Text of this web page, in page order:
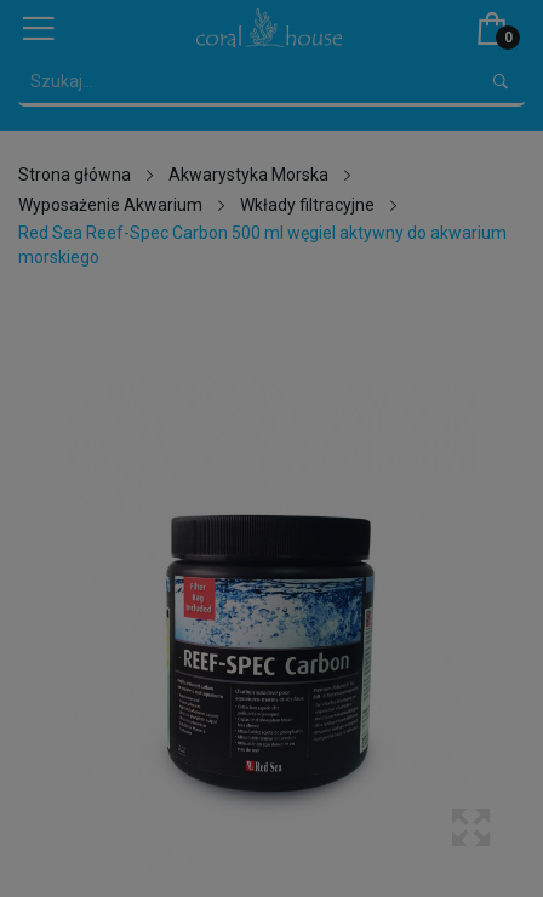
0
Strona główna
Akwarystyka Morska
Wyposażenie Akwarium
Wkłady filtracyjne
Red Sea Reef-Spec Carbon 500 ml węgiel aktywny do akwarium
morskiego